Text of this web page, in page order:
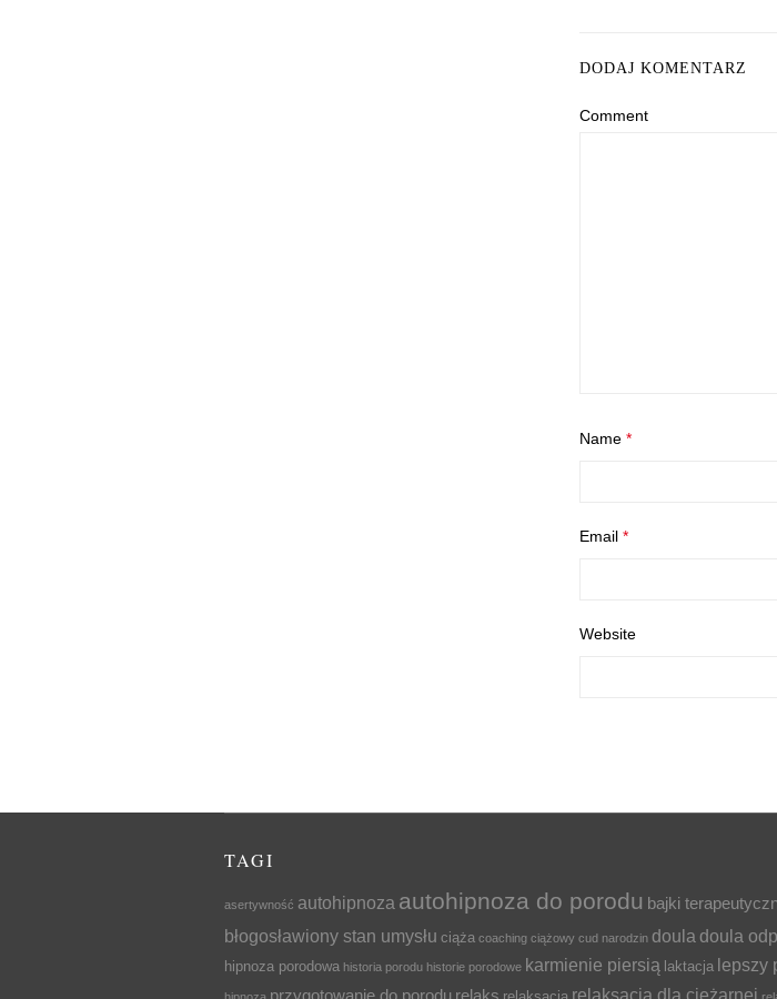
DODAJ KOMENTARZ
Comment
Name *
Email *
Website
TAGI
asertywność autohipnoza autohipnoza do porodu bajki
błogosławiony stan umysłu ciąża coaching ciążowy cud narodzin doula doula
hipnoza porodowa historia porodu historie porodowe karmienie piersią laktacja lepszy
relaksacja dla cieżarnej